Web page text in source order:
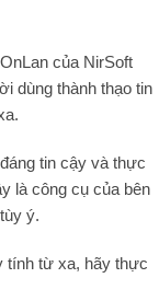
của NirSoft
dùng thành thạo tin
tin cậy và thực
là công cụ của bên
ý.
tính từ xa, hãy thực